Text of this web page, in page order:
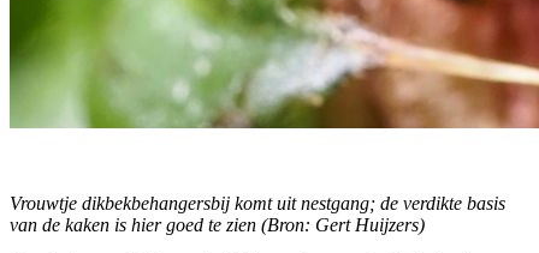
Vrouwtje dikbekbehangersbij komt uit nestgang; de verdikte basis
van de kaken is hier goed te zien (Bron: Gert Huijzers)